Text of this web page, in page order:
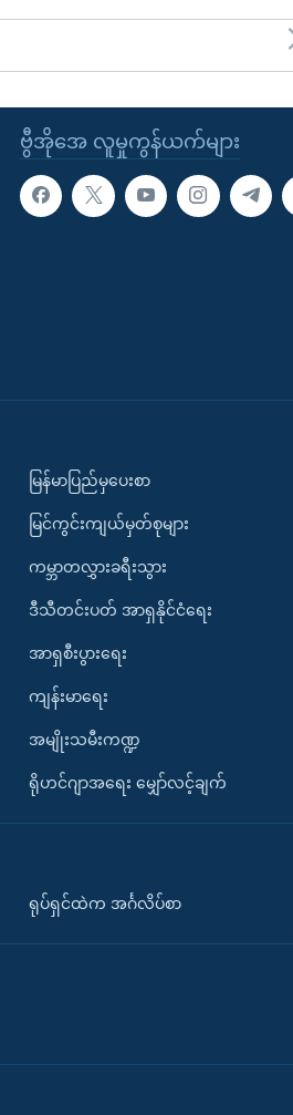
ဗွီအိုအေ လူမှုကွန်ယက်များ
မြန်မာပြည်မှပေးစာ
မြင်ကွင်းကျယ်မှတ်စုများ
ကမ္ဘာတလွှားခရီးသွား
ဒီသီတင်းပတ် အာရှနိုင်ငံရေး
အာရှစီးပွားရေး
ကျန်းမာရေး
အမျိုးသမီးကဏ္ဍ
ရိုဟင်ဂျာအရေး မျှော်လင့်ချက်
ရုပ်ရှင်ထဲက အင်္ဂလိပ်စာ